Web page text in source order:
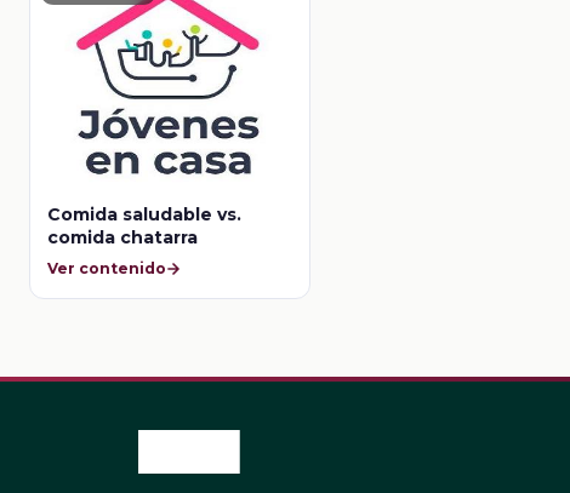
Comida saludable vs.
comida chatarra
Ver contenido